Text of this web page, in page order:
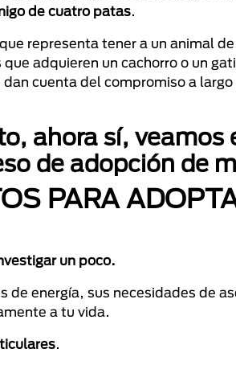
de cuatro patas.
representa tener a un animal
adquieren un cachorro o un
cuenta del compromiso a
ahora sí, veamos
de adopción de
PARA
un poco.
de energía, sus necesidades de
a tu vida.
.